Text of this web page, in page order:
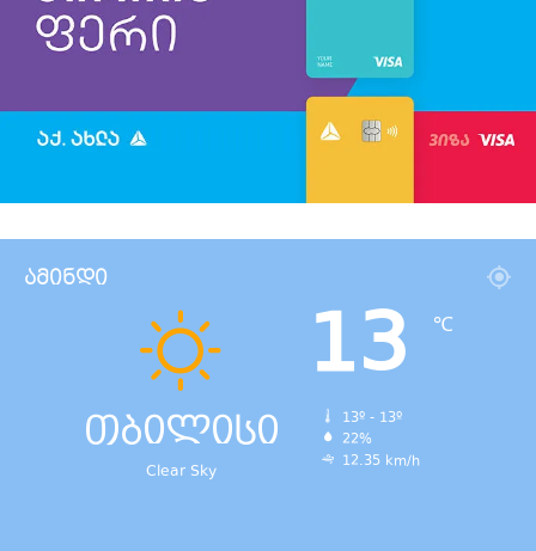
ამინდი
თბილისი
Clear Sky
13 ℃
13º - 13º
22%
12.35 km/h